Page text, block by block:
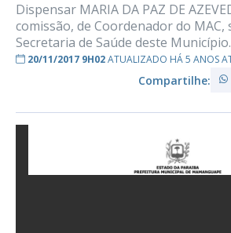
Dispensar MARIA DA PAZ DE
comissão, de Coordenador do MAC,
Secretaria de Saúde deste Município.
20/11/2017 9H02ATUALIZADO HÁ 5 ANOS
Compartilhe: